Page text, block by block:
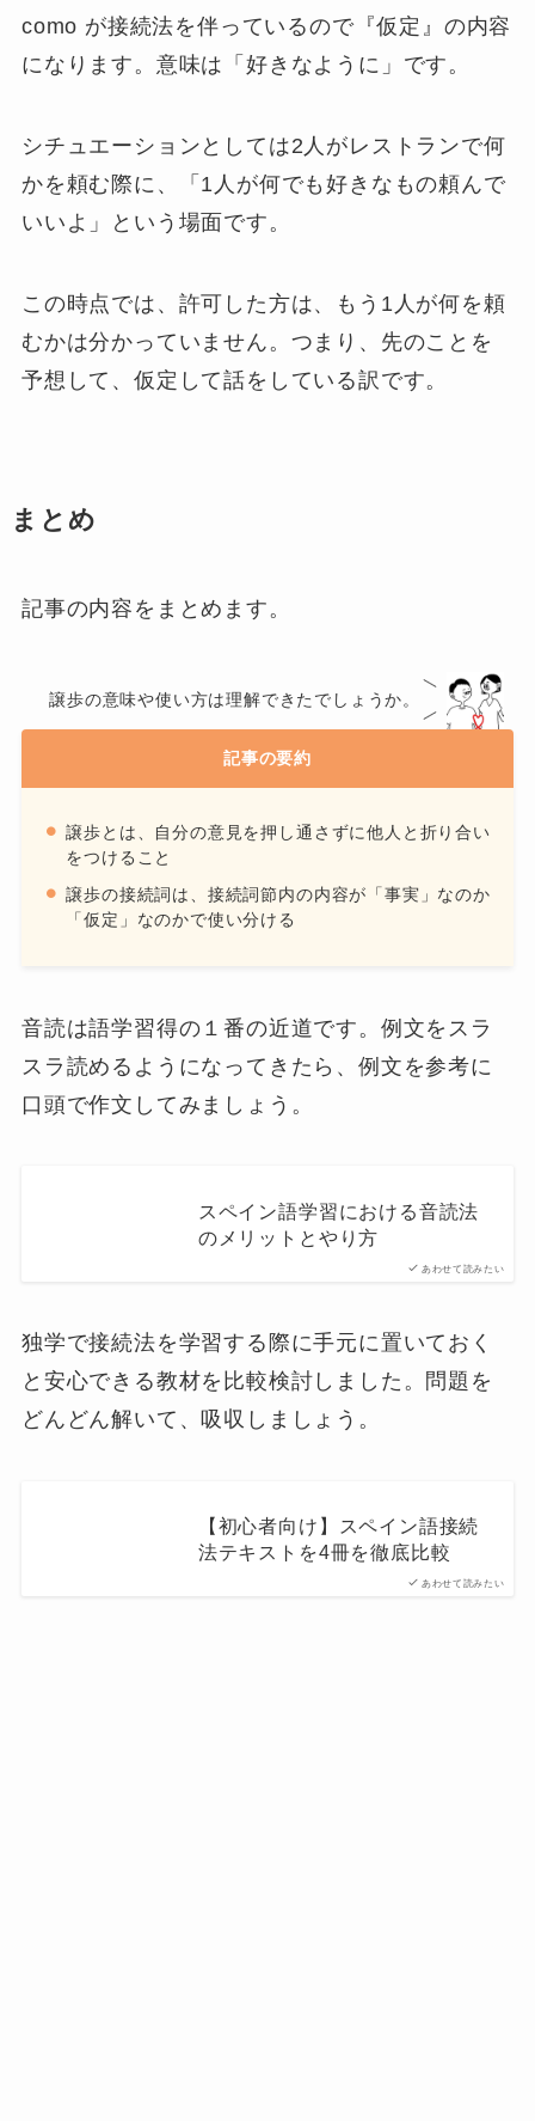
como が接続法を伴っているので『仮定』の内容
になります。意味は「好きなように」です。
シチュエーションとしては2人がレストランで何
かを頼む際に、「1人が何でも好きなもの頼んで
いいよ」という場面です。
この時点では、許可した方は、もう1人が何を頼
むかは分かっていません。つまり、先のことを
予想して、仮定して話をしている訳です。
まとめ
記事の内容をまとめます。
譲歩の意味や使い方は理解できたでしょうか。
記事の要約
譲歩とは、自分の意見を押し通さずに他人と折り合い
をつけること
譲歩の接続詞は、接続詞節内の内容が「事実」なのか
「仮定」なのかで使い分ける
音読は語学習得の１番の近道です。例文をスラ
スラ読めるようになってきたら、例文を参考に
口頭で作文してみましょう。
あわせて読みたい
スペイン語学習における音読法
のメリットとやり方
独学で接続法を学習する際に手元に置いておく
と安心できる教材を比較検討しました。問題を
どんどん解いて、吸収しましょう。
あわせて読みたい
【初心者向け】スペイン語接続
法テキストを4冊を徹底比較